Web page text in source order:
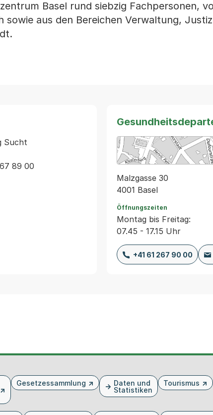
Basel rund siebzig Fachpersonen,
sowie aus den Bereichen Verwaltung,
Sucht
Malzgasse 30
4001 Basel
Öffnungszeiten
Montag bis Freitag:
07.45 - 17.15 Uhr
+41 61 267 90 00
Gesetzessammlung
Daten und
Statistiken
Tourismus